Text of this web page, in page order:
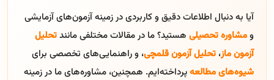
آیا به دنبال اطلاعات دقیق و کاربردی در زمینه آزمون‌های آزمایشی
ومشاوره تحصیلی هستید؟ ما در مقالات مختلفی مانندتحلیل
آزمون ماز، تحلیل آزمون قلمچی، و راهنمایی‌های تخصصی برای
شیوه‌های مطالعهپرداخته‌ایم. همچنین، مشاوره‌های ما در زمینه